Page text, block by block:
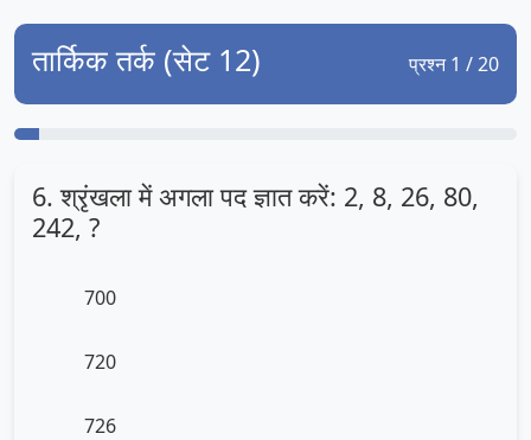
तार्किक तर्क (सेट 12) प्रश्न 1 / 20
6. श्रृंखला में अगला पद ज्ञात करें: 2, 8, 26, 80,
242, ?
700
720
726